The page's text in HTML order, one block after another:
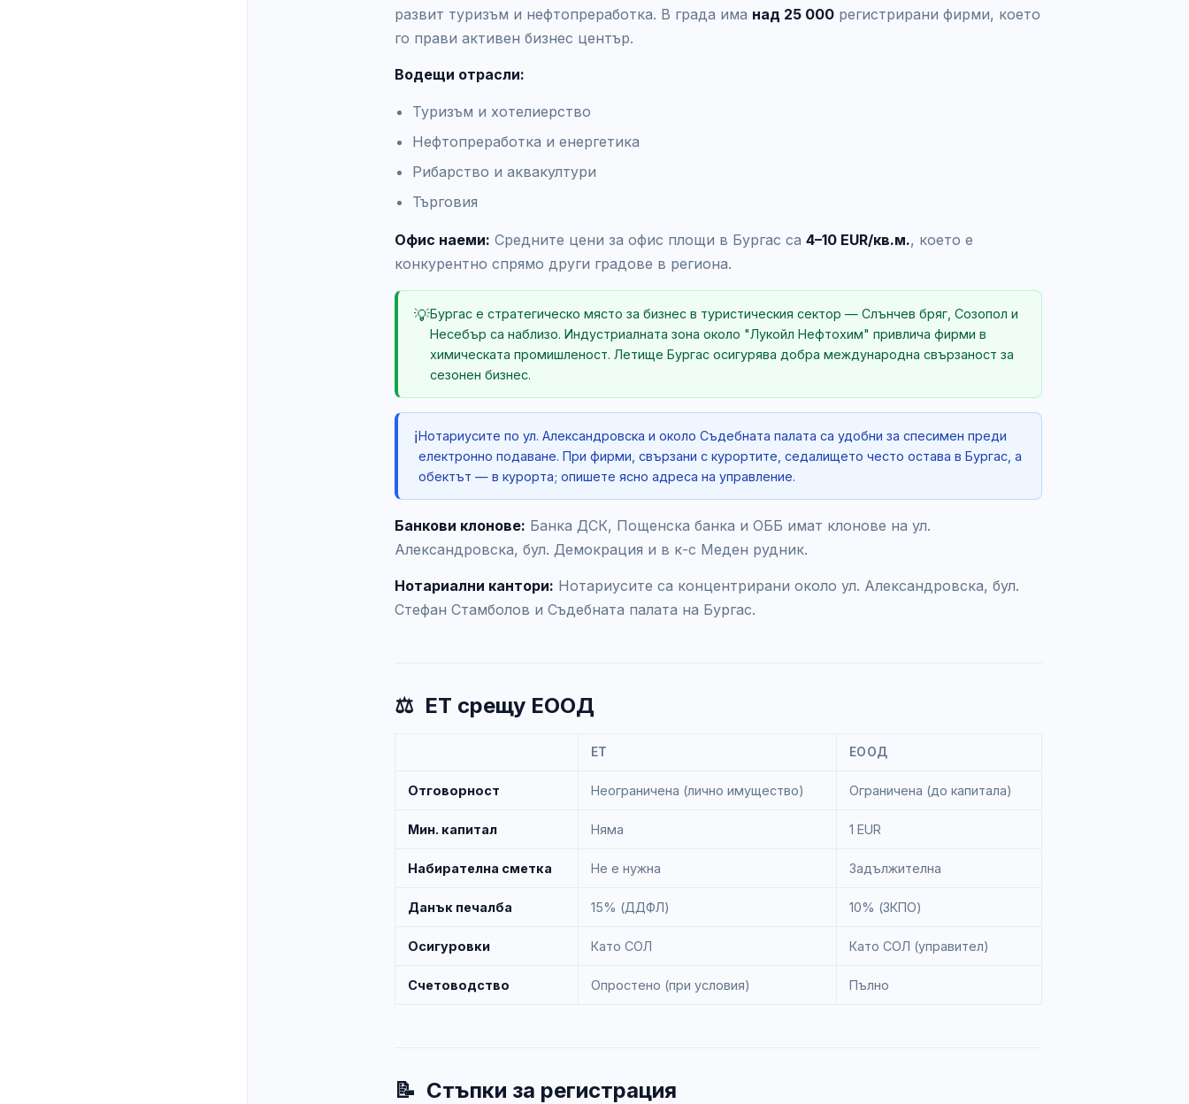
развит туризъм и нефтопреработка. В града има над 25 000 регистрирани фирми, което
го прави активен бизнес център.
Водещи отрасли:
Туризъм и хотелиерство
Нефтопреработка и енергетика
Рибарство и аквакултури
Търговия
Офис наеми: Средните цени за офис площи в Бургас са 4–10 EUR/кв.м., което е
конкурентно спрямо други градове в региона.
💡Бургас е стратегическо място за бизнес в туристическия сектор — Слънчев бряг, Созопол и
Несебър са наблизо. Индустриалната зона около "Лукойл Нефтохим" привлича фирми в
химическата промишленост. Летище Бургас осигурява добра международна свързаност за
сезонен бизнес.
ℹ️Нотариусите по ул. Александровска и около Съдебната палата са удобни за спесимен преди
електронно подаване. При фирми, свързани с курортите, седалището често остава в Бургас, а
обектът — в курорта; опишете ясно адреса на управление.
Банкови клонове: Банка ДСК, Пощенска банка и ОББ имат клонове на ул.
Александровска, бул. Демокрация и в к-с Меден рудник.
Нотариални кантори: Нотариусите са концентрирани около ул. Александровска, бул.
Стефан Стамболов и Съдебната палата на Бургас.
⚖️ ЕТ срещу ЕООД
ЕТ ЕООД
Отговорност Неограничена (лично имущество) Ограничена (до капитала)
Мин. капитал Няма 1 EUR
Набирателна сметка Не е нужна Задължителна
Данък печалба 15% (ДДФЛ) 10% (ЗКПО)
Осигуровки Като СОЛ Като СОЛ (управител)
Счетоводство Опростено (при условия) Пълно
📝 Стъпки за регистрация